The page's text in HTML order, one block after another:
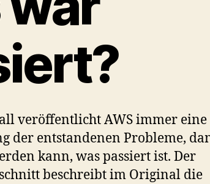
veröffentlicht AWS immer eine
der entstandenen Probleme,
kann, was passiert ist. Der
beschreibt im Original die